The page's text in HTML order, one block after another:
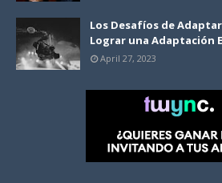
Los Desafíos de
Lograr una Adaptación
April 27, 2023